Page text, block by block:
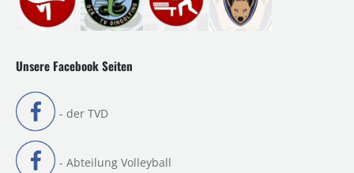
Unsere Facebook Seiten
- der TVD
- Abteilung Volleyball